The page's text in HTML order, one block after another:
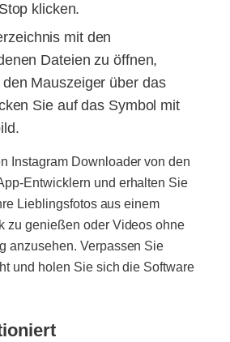
klicken.
mit den
Dateien zu öffnen,
Mauszeiger über das
Sie auf das Symbol mit
Instagram Downloader von den
Entwicklern und erhalten Sie
Lieblingsfotos aus einem
zu genießen oder Videos ohne
anzusehen. Verpassen Sie
und holen Sie sich die Software